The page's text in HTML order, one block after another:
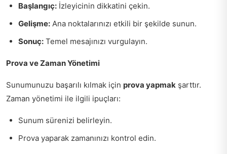
Başlangıç: İzleyicinin dikkatini çekin.
Gelişme: Ana noktalarınızı etkili bir şekilde sunun.
Sonuç: Temel mesajınızı vurgulayın.
Prova ve Zaman Yönetimi
Sunumunuzu başarılı kılmak için prova yapmak şarttır.
Zaman yönetimi ile ilgili ipuçları:
Sunum sürenizi belirleyin.
Prova yaparak zamanınızı kontrol edin.